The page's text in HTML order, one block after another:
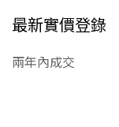
最新實價登錄
兩年內成交